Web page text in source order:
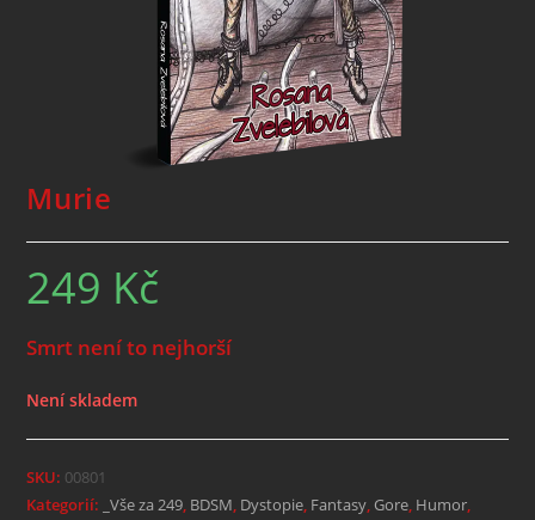
Murie
249 Kč
Smrt není to nejhorší
Není skladem
SKU: 00801
Kategorií: _Vše za 249, BDSM, Dystopie, Fantasy, Gore, Humor,